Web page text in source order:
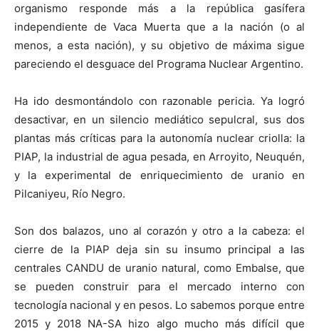
organismo responde más a la república gasífera
independiente de Vaca Muerta que a la nación (o al
menos, a esta nación), y su objetivo de máxima sigue
pareciendo el desguace del Programa Nuclear Argentino.
Ha ido desmontándolo con razonable pericia. Ya logró
desactivar, en un silencio mediático sepulcral, sus dos
plantas más críticas para la autonomía nuclear criolla: la
PIAP, la industrial de agua pesada, en Arroyito, Neuquén,
y la experimental de enriquecimiento de uranio en
Pilcaniyeu, Río Negro.
Son dos balazos, uno al corazón y otro a la cabeza: el
cierre de la PIAP deja sin su insumo principal a las
centrales CANDU de uranio natural, como Embalse, que
se pueden construir para el mercado interno con
tecnología nacional y en pesos. Lo sabemos porque entre
2015 y 2018 NA-SA hizo algo mucho más difícil que